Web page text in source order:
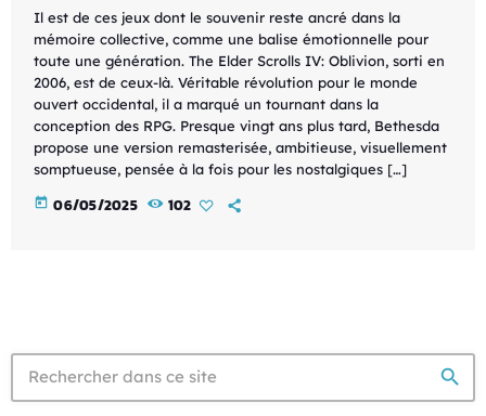
Il est de ces jeux dont le souvenir reste ancré dans la
mémoire collective, comme une balise émotionnelle pour
toute une génération. The Elder Scrolls IV: Oblivion, sorti en
2006, est de ceux-là. Véritable révolution pour le monde
ouvert occidental, il a marqué un tournant dans la
conception des RPG. Presque vingt ans plus tard, Bethesda
propose une version remasterisée, ambitieuse, visuellement
somptueuse, pensée à la fois pour les nostalgiques […]
today 06/05/2025 102
search